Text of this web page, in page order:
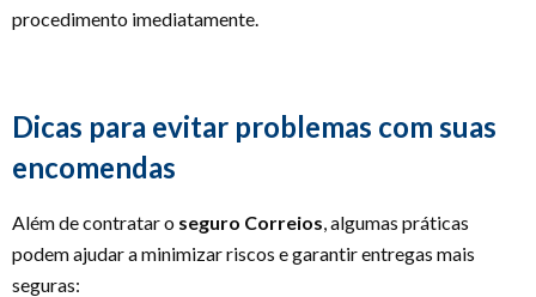
procedimento imediatamente.
Dicas para evitar problemas com suas
encomendas
Além de contratar o seguro Correios , algumas práticas
podem ajudar a minimizar riscos e garantir entregas mais
seguras: